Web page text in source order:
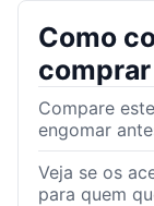
Como
comprar
Compare
engomar
Veja se os
para quem